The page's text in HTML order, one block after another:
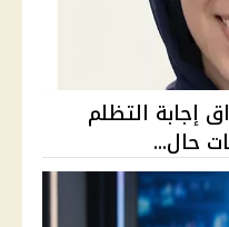
أوراق إجابة التظلم
حال...